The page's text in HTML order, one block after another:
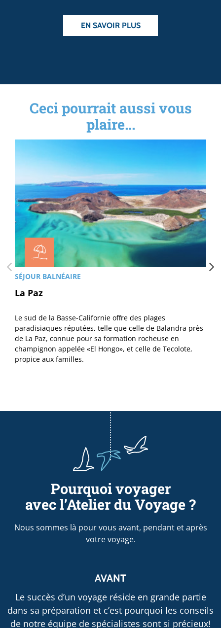
EN SAVOIR PLUS
Ceci pourrait aussi vous
plaire...
SÉJOUR BALNÉAIRE
La Paz
Le sud de la Basse-Californie offre des plages
paradisiaques réputées, telle que celle de Balandra près
de La Paz, connue pour sa formation rocheuse en
champignon appelée «El Hongo», et celle de Tecolote,
propice aux familles.
Pourquoi voyager
avec l’Atelier du Voyage ?
Nous sommes là pour vous avant, pendant et après
votre voyage.
AVANT
Le succès d’un voyage réside en grande partie
dans sa préparation et c’est pourquoi les conseils
de notre équipe de spécialistes sont si précieux!